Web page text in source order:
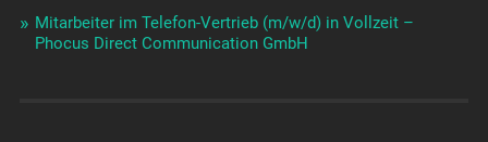
Mitarbeiter im Telefon-Vertrieb (m/w/d) in Vollzeit –
Phocus Direct Communication GmbH